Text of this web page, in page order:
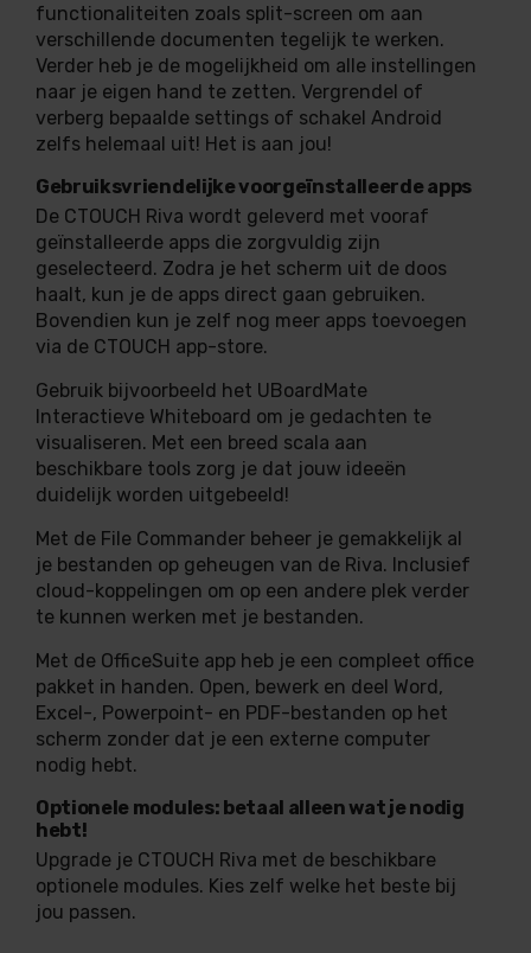
functionaliteiten zoals split-screen om aan
verschillende documenten tegelijk te werken.
Verder heb je de mogelijkheid om alle instellingen
naar je eigen hand te zetten. Vergrendel of
verberg bepaalde settings of schakel Android
zelfs helemaal uit! Het is aan jou!
Gebruiksvriendelijke voorgeïnstalleerde apps
De CTOUCH Riva wordt geleverd met vooraf
geïnstalleerde apps die zorgvuldig zijn
geselecteerd. Zodra je het scherm uit de doos
haalt, kun je de apps direct gaan gebruiken.
Bovendien kun je zelf nog meer apps toevoegen
via de CTOUCH app-store.
Gebruik bijvoorbeeld het UBoardMate
Interactieve Whiteboard om je gedachten te
visualiseren. Met een breed scala aan
beschikbare tools zorg je dat jouw ideeën
duidelijk worden uitgebeeld!
Met de File Commander beheer je gemakkelijk al
je bestanden op geheugen van de Riva. Inclusief
cloud-koppelingen om op een andere plek verder
te kunnen werken met je bestanden.
Met de OfficeSuite app heb je een compleet office
pakket in handen. Open, bewerk en deel Word,
Excel-, Powerpoint- en PDF-bestanden op het
scherm zonder dat je een externe computer
nodig hebt.
Optionele modules: betaal alleen wat je nodig
hebt!
Upgrade je CTOUCH Riva met de beschikbare
optionele modules. Kies zelf welke het beste bij
jou passen.